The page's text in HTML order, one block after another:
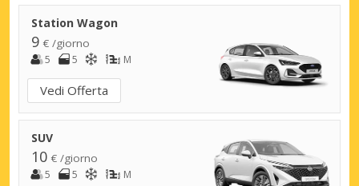
Station Wagon
9 € /giorno
SUV
10 € /giorno
5 5 M
Vedi Offerta
5 5 M